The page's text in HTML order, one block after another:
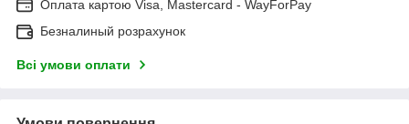
Оплата картою Visa, Mastercard - WayForPay
Безналиный розрахунок
Всі умови оплати